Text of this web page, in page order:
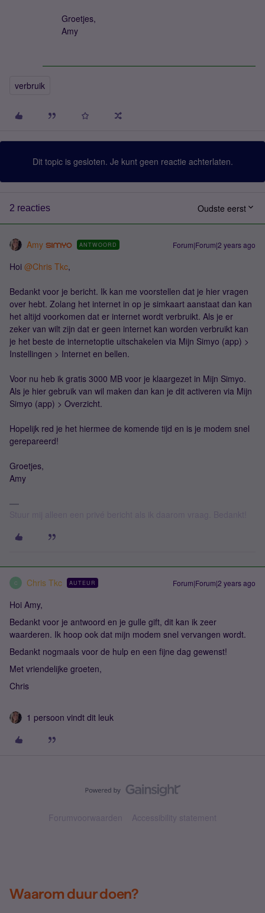
Groetjes,
Amy
verbruik
Dit topic is gesloten. Je kunt geen reactie achterlaten.
2 reacties Oudste eerst
Amy ANTWOORD Forum|Forum|2 years ago
Hoi @Chris Tkc,
Bedankt voor je bericht. Ik kan me voorstellen dat je hier vragen
over hebt. Zolang het internet in op je simkaart aanstaat dan kan
het altijd voorkomen dat er internet wordt verbruikt. Als je er
zeker van wilt zijn dat er geen internet kan worden verbruikt kan
je het beste de internetoptie uitschakelen via Mijn Simyo (app) >
Instellingen > Internet en bellen.
Voor nu heb ik gratis 3000 MB voor je klaargezet in Mijn Simyo.
Als je hier gebruik van wil maken dan kan je dit activeren via Mijn
Simyo (app) > Overzicht.
Hopelijk red je het hiermee de komende tijd en is je modem snel
gerepareerd!
Groetjes,
Amy
C Chris Tkc AUTEUR Forum|Forum|2 years ago
Hoi Amy,
Bedankt voor je antwoord en je gulle gift, dit kan ik zeer
waarderen. Ik hoop ook dat mijn modem snel vervangen wordt.
Bedankt nogmaals voor de hulp en een fijne dag gewenst!
Met vriendelijke groeten,
Chris
1 persoon vindt dit leuk
Forumvoorwaarden Accessibility statement
Waarom duur doen?